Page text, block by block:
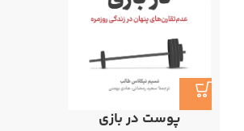
پوست در بازی